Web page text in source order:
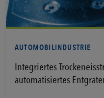
AUTOMOBILINDUSTRIE
Integriertes
automatisiertes
Erfahren Sie mehr